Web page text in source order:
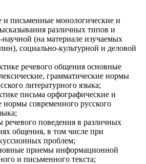
и письменные монологические и
различных типов и
(на материале изучаемых
социально-культурной и деловой
речевого общения основные
грамматические нормы
литературного языка;
письма орфографические и
современного русского
речевого поведения в различных
общения, в том числе при
проблем;
приемы информационной
и письменного текста;